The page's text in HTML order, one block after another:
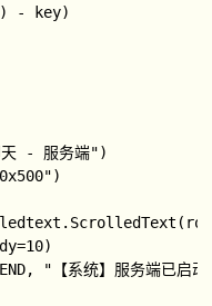
- key)
- 服务端")
"【系统】服务端已启动